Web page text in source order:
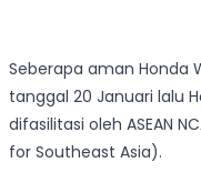
Seberapa aman Honda
tanggal 20 Januari lalu
difasilitasi oleh ASEAN
for Southeast Asia).